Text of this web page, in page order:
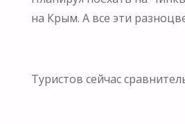
на Крым. А все эти
Туристов сейчас